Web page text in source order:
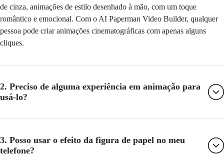
de cinza, animações de estilo desenhado à mão, com um toque
romântico e emocional. Com o AI Paperman Video Builder, qualquer
pessoa pode criar animações cinematográficas com apenas alguns
cliques.
2. Preciso de alguma experiência em animação para
usá-lo?
3. Posso usar o efeito da figura de papel no meu
telefone?